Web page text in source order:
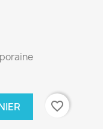
favorite_border